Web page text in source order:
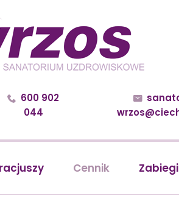

600 902
044

Cennik Zabiegi